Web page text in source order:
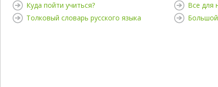
Куда пойти учиться?
Толковый словарь русского языка
Все для
Большой